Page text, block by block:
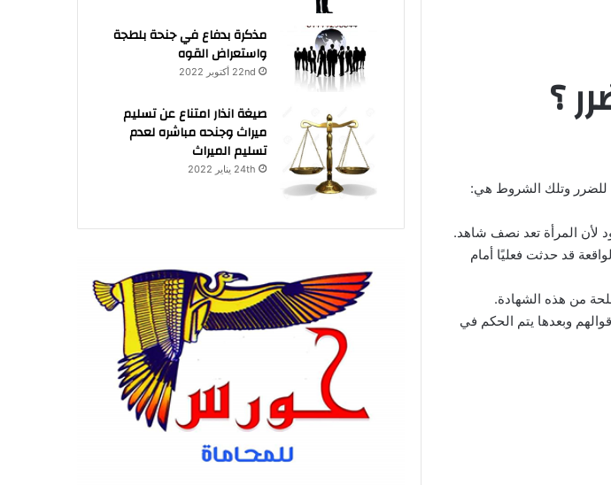
؟
للضرر وتلك الشروط هي:
لأن المرأة تعد نصف شاهد.
قد حدثت فعليًا أمام
من هذه الشهادة.
وبعدها يتم الحكم في
مذكرة بدفاع في جنحة بلطجة
واستعراض القوه
22nd أكتوبر 2022
صيغة انذار امتناع عن تسليم
ميراث وجنحه مباشره لعدم
تسليم الميراث
24th يناير 2022